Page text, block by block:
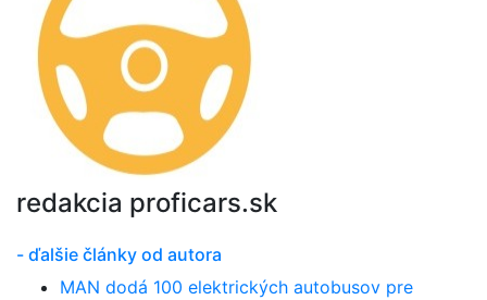
redakcia proficars.sk
- ďalšie články od autora
MAN dodá 100 elektrických autobusov pre